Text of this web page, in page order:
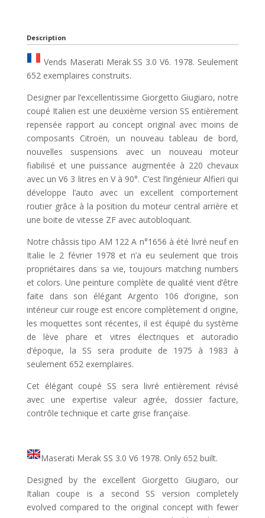
Description
Vends Maserati Merak SS 3.0 V6. 1978. Seulement
652 exemplaires construits.
Designer par l’excellentissime Giorgetto Giugiaro, notre
coupé Italien est une deuxième version SS entièrement
repensée rapport au concept original avec moins de
composants Citroën, un nouveau tableau de bord,
nouvelles suspensions avec un nouveau moteur
fiabilisé et une puissance augmentée à 220 chevaux
avec un V6 3 litres en V à 90°. C’est l’ingénieur Alfieri qui
développe l’auto avec un excellent comportement
routier grâce à la position du moteur central arrière et
une boite de vitesse ZF avec autobloquant.
Notre châssis tipo AM 122 A n°1656 à été livré neuf en
Italie le 2 février 1978 et n’a eu seulement que trois
propriétaires dans sa vie, toujours matching numbers
et colors. Une peinture complète de qualité vient d’être
faite dans son élégant Argento 106 d’origine, son
intérieur cuir rouge est encore complètement d origine,
les moquettes sont récentes, il est équipé du système
de lève phare et vitres électriques et autoradio
d’époque, la SS sera produite de 1975 à 1983 à
seulement 652 exemplaires.
Cet élégant coupé SS sera livré entièrement révisé
avec une expertise valeur agrée, dossier facture,
contrôle technique et carte grise française.
Maserati Merak SS 3.0 V6 1978. Only 652 built.
Designed by the excellent Giorgetto Giugiaro, our
Italian coupe is a second SS version completely
evolved compared to the original concept with fewer